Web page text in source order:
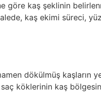
kaş şeklinin
kaş ekimi süreci,
dökülmüş kaşların
saç köklerinin kaş